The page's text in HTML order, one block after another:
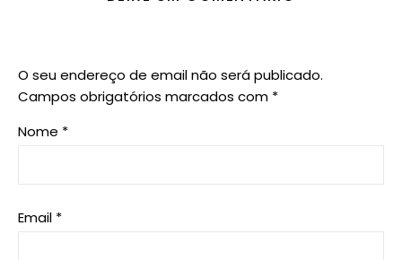
O seu endereço de email não será publicado.
Campos obrigatórios marcados com *
Nome *
Email *